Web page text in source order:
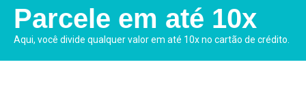
Parcele em até 10x
Aqui, você divide qualquer valor em até 10x no cartão de crédito.